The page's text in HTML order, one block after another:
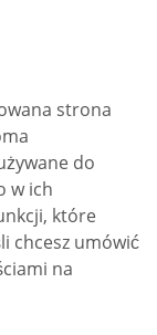
strona
do
w ich
które
chcesz umówić
na